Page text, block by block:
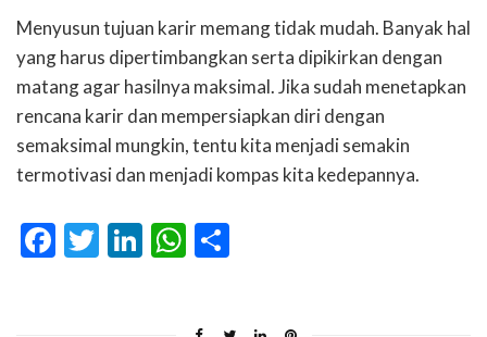
Menyusun tujuan karir memang tidak mudah. Banyak hal
yang harus dipertimbangkan serta dipikirkan dengan
matang agar hasilnya maksimal. Jika sudah menetapkan
rencana karir dan mempersiapkan diri dengan
semaksimal mungkin, tentu kita menjadi semakin
termotivasi dan menjadi kompas kita kedepannya.
Facebook
Twitter
LinkedIn
WhatsApp